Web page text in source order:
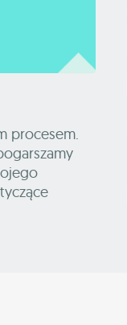
procesem.